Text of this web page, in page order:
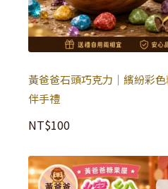
黃爸爸石頭巧克力｜繽紛彩
伴手禮
NT$100